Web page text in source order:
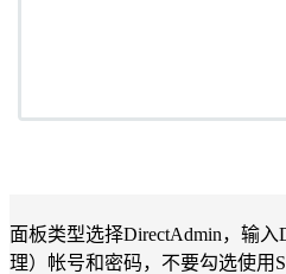
面板类型选择DirectAdmin，输
理）帐号和密码，不要勾选使用